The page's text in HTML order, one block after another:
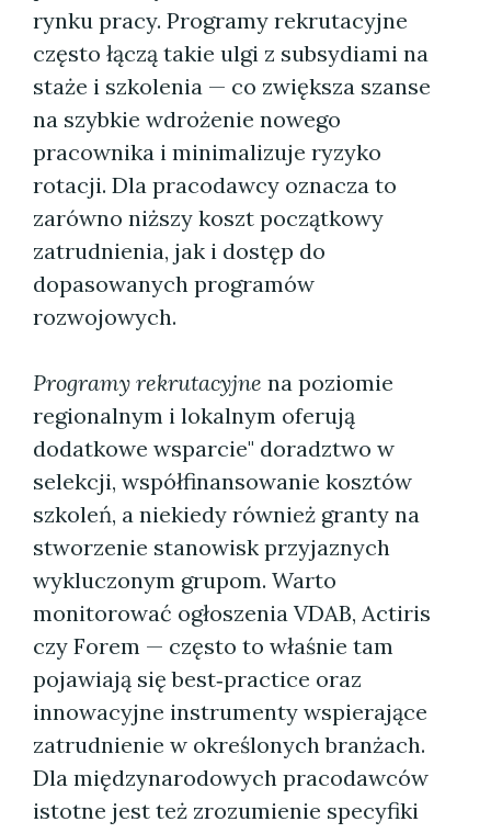
rynku pracy. Programy rekrutacyjne
często łączą takie ulgi z subsydiami na
staże i szkolenia — co zwiększa szanse
na szybkie wdrożenie nowego
pracownika i minimalizuje ryzyko
rotacji. Dla pracodawcy oznacza to
zarówno niższy koszt początkowy
zatrudnienia, jak i dostęp do
dopasowanych programów
rozwojowych.
Programy rekrutacyjne na poziomie
regionalnym i lokalnym oferują
dodatkowe wsparcie" doradztwo w
selekcji, współfinansowanie kosztów
szkoleń, a niekiedy również granty na
stworzenie stanowisk przyjaznych
wykluczonym grupom. Warto
monitorować ogłoszenia VDAB, Actiris
czy Forem — często to właśnie tam
pojawiają się best‑practice oraz
innowacyjne instrumenty wspierające
zatrudnienie w określonych branżach.
Dla międzynarodowych pracodawców
istotne jest też zrozumienie specyfiki